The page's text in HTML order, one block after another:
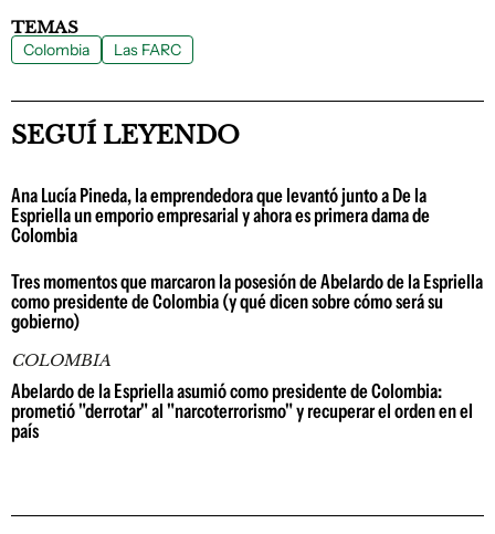
TEMAS
Colombia Las FARC
SEGUÍ LEYENDO
Ana Lucía Pineda, la emprendedora que levantó junto a De la
Espriella un emporio empresarial y ahora es primera dama de
Colombia
Tres momentos que marcaron la posesión de Abelardo de la Espriella
como presidente de Colombia (y qué dicen sobre cómo será su
gobierno)
COLOMBIA
Abelardo de la Espriella asumió como presidente de Colombia:
prometió "derrotar" al "narcoterrorismo" y recuperar el orden en el
país